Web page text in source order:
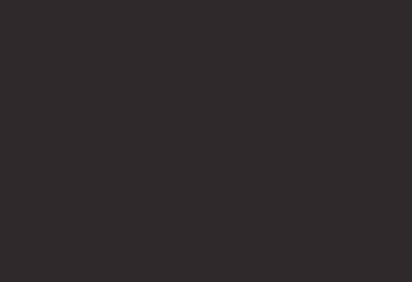
и очистки бурового раствора